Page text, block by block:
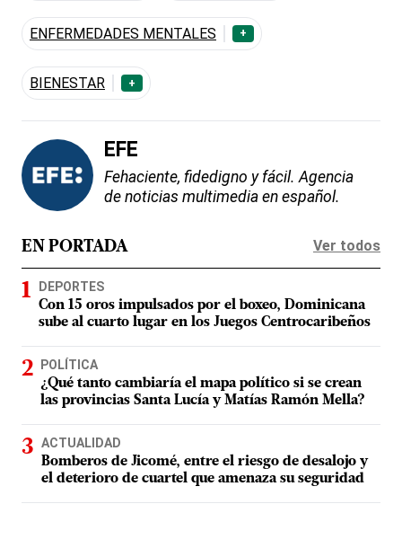
ENFERMEDADES MENTALES +
BIENESTAR +
EFE
Fehaciente, fidedigno y fácil. Agencia
de noticias multimedia en español.
EN PORTADA Ver todos
DEPORTES
Con 15 oros impulsados por el boxeo, Dominicana
sube al cuarto lugar en los Juegos Centrocaribeños
POLÍTICA
¿Qué tanto cambiaría el mapa político si se crean
las provincias Santa Lucía y Matías Ramón Mella?
ACTUALIDAD
Bomberos de Jicomé, entre el riesgo de desalojo y
el deterioro de cuartel que amenaza su seguridad